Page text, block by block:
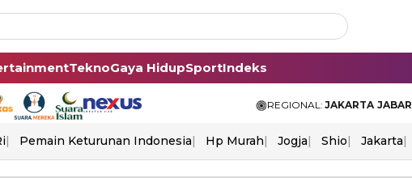
TeknoGaya HidupSportIndeks
REGIONAL: JAKARTA JABAR
Pemain Keturunan Indonesia Hp Murah Jogja Shio Jakarta